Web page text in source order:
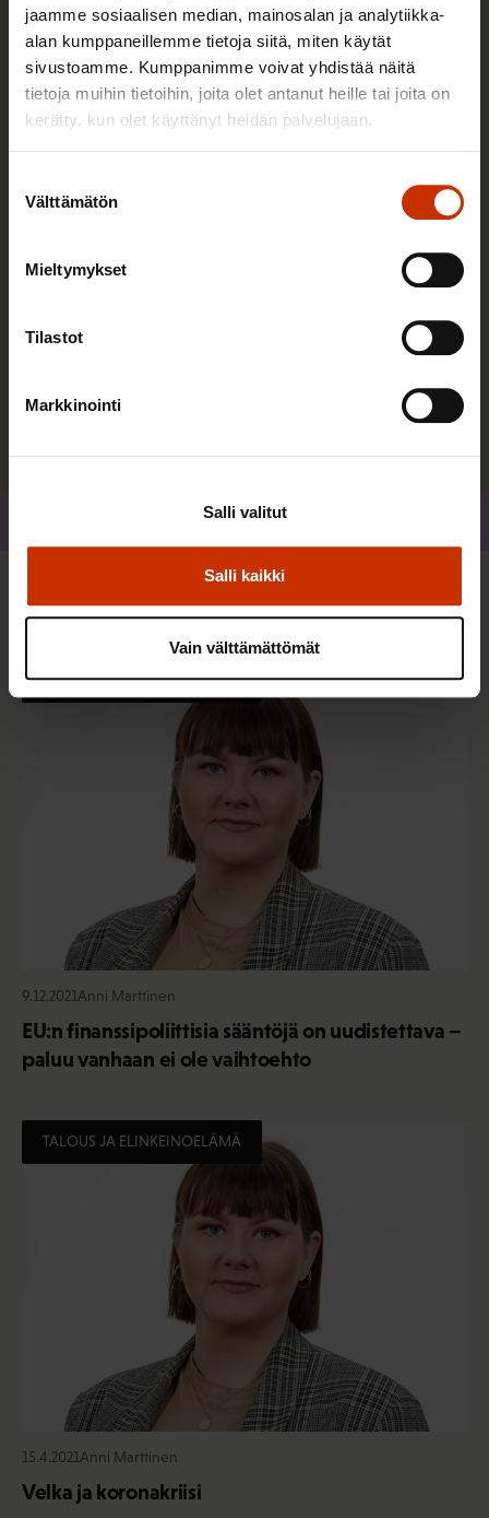
jaamme sosiaalisen median, mainosalan ja analytiikka-
alan kumppaneillemme tietoja siitä, miten käytät
sivustoamme. Kumppanimme voivat yhdistää näitä
tietoja muihin tietoihin, joita olet antanut heille tai joita on
kerätty, kun olet käyttänyt heidän palvelujaan.
valinta
Välttämätön
Mieltymykset
Tilastot
Markkinointi
Salli kaikki
Salli valitut
Vain välttämättömät
Anni Marttinen työskenteli SAK:ssa ekonomistina.
Lue lisää kirjoittajasta
Lisää kirjoittajalta
TALOUS JA ELINKEINOELÄMÄ
9.12.2021Anni Marttinen
EU:n finanssipoliittisia sääntöjä on uudistettava –
paluu vanhaan ei ole vaihtoehto
TALOUS JA ELINKEINOELÄMÄ
15.4.2021Anni Marttinen
Velka ja koronakriisi